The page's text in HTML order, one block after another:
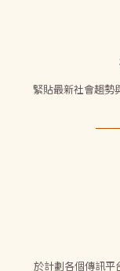
緊貼最新社會趨勢
於計劃各個傳訊平